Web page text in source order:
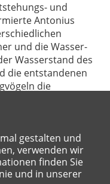
gestalten und
verwenden wir
finden Sie
und in unserer
und
Antonius
und die Wasser-
Wasserstand des
die entstandenen
die
umfassenden
zu fesseln und